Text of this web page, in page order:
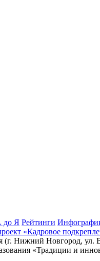
до Я Рейтинги
«Кадровое